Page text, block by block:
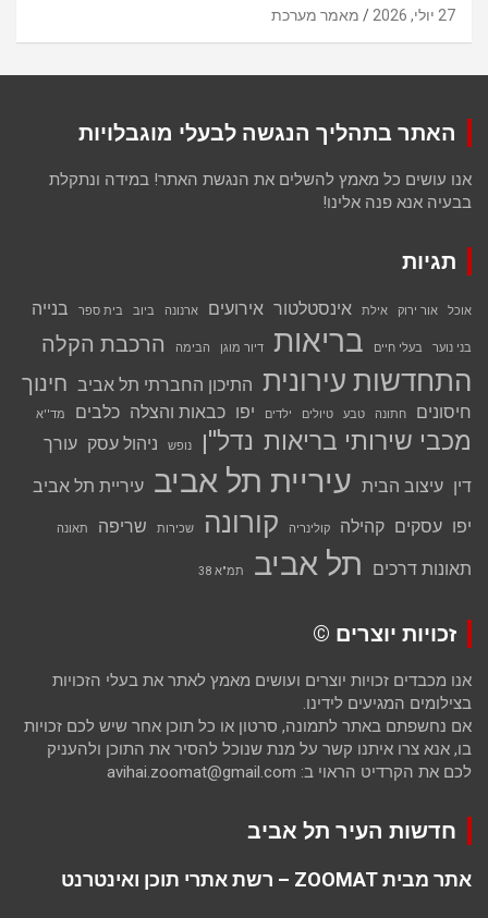
27 יולי, 2026 מאמר מערכת
האתר בתהליך הנגשה לבעלי מוגבלויות
אנו עושים כל מאמץ להשלים את הנגשת האתר! במידה ונתקלת
בבעיה אנא פנה אלינו!
תגיות
אוכל אור ירוק אילת אינסטלטור אירועים ארנונה ביוב בית ספר בנייה
בני נוער בעלי חיים בריאות דיור מוגן הבימה הרכבת הקלה
התחדשות עירונית התיכון החברתי תל אביב חינוך
חיסונים חתונה טבע טיולים ילדים יפו כבאות והצלה כלבים מד''א
מכבי שירותי בריאות נדל''ן נופש ניהול עסק עורך
דין עיצוב הבית עיריית תל אביב עיריית תל אביב
יפו עסקים קהילה קולינריה קורונה שכירות שריפה תאונה
תאונות דרכים תל אביב תמ"א 38
זכויות יוצרים ©
אנו מכבדים זכויות יוצרים ועושים מאמץ לאתר את בעלי הזכויות
בצילומים המגיעים לידינו.
אם נחשפתם באתר לתמונה, סרטון או כל תוכן אחר שיש לכם זכויות
בו, אנא צרו איתנו קשר על מנת שנוכל להסיר את התוכן ולהעניק
לכם את הקרדיט הראוי ב: avihai.zoomat@gmail.com
חדשות העיר תל אביב
אתר מבית ZOOMAT – רשת אתרי תוכן ואינטרנט